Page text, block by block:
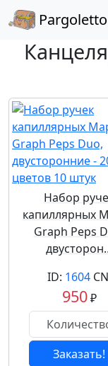
Pargoletto
Набор
капиллярных
Graph Peps
ID: 1604
950₽
Заказать!